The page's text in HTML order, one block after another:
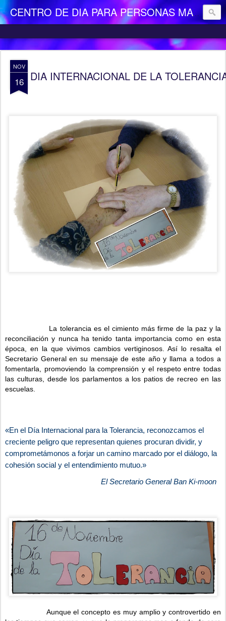
CENTRO DE DIA PARA PERSONAS MAYORES DEPENDIENTES "LA CAMOCHA"
NOV
16 DIA INTERNACIONAL DE LA
La tolerancia es el cimiento más firme de la paz y la
reconciliación y nunca ha tenido tanta importancia como en esta
época, en la que vivimos cambios vertiginosos. Así lo resalta el
Secretario General en su mensaje de este año y llama a todos a
fomentarla, promoviendo la comprensión y el respeto entre todas
las culturas, desde los parlamentos a los patios de recreo en las
escuelas.
«En el Día Internacional para la Tolerancia, reconozcamos el
creciente peligro que representan quienes procuran dividir, y
comprometámonos a forjar un camino marcado por el diálogo, la
cohesión social y el entendimiento mutuo.»
El Secretario General Ban Ki-moon
Aunque el concepto es muy amplio y controvertido en